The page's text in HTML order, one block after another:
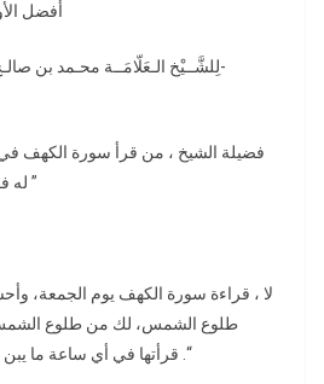
أفضل
لِلشَّــيْخ الـعَلّامَــة محـمد بن صالـح العـثيمين -رحـمه الله-
له فضل قراءة سورة الكهف ؟ ”
طلوع الشمس، لك من طلوع
قرأتها في أي ساعة ما يبن الطلوع والغروب فقد أجزأ .“